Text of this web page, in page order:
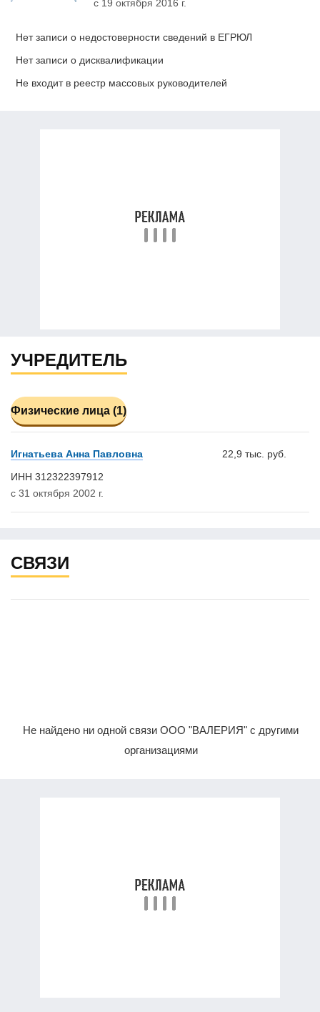
с 19 октября 2016 г.
Нет записи о недостоверности сведений в ЕГРЮЛ
Нет записи о дисквалификации
Не входит в реестр массовых руководителей
УЧРЕДИТЕЛЬ
Физические лица (1)
Игнатьева Анна Павловна
ИНН 312322397912
с 31 октября 2002 г.
22,9 тыс. руб.
СВЯЗИ
Не найдено ни одной связи ООО "ВАЛЕРИЯ" с другими
организациями